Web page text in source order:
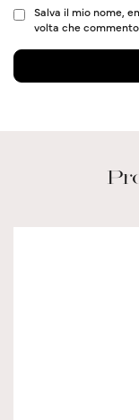
Salva il mio nome,
volta che